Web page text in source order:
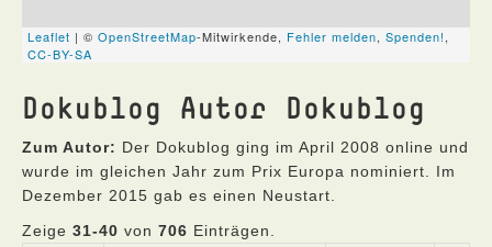
Dokublog Autor Dokublog
Zum Autor: Der Dokublog ging im April 2008 online und
wurde im gleichen Jahr zum Prix Europa nominiert. Im
Dezember 2015 gab es einen Neustart.
Zeige 31-40 von 706 Einträgen.